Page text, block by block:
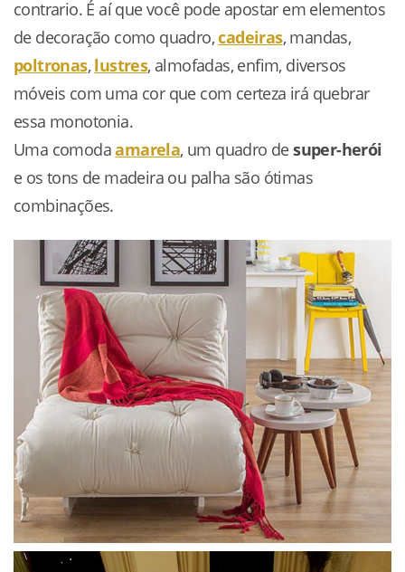
contrario. É aí que você pode apostar em elementos
de decoração como quadro,cadeiras, mandas,
poltronas, lustres, almofadas, enfim, diversos
móveis com uma cor que com certeza irá quebrar
essa monotonia.
Uma comodaamarela, um quadro desuper-herói
e os tons de madeira ou palha são ótimas
combinações.